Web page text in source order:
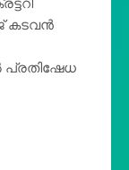
കടവൻ
പ്രതിഷേധ